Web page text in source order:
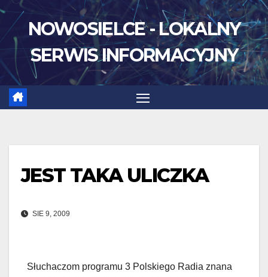
Skip
content
NOWOSIELCE - LOKALNY
SERWIS INFORMACYJNY
JEST TAKA ULICZKA
SIE 9, 2009
Słuchaczom programu 3 Polskiego Radia znana